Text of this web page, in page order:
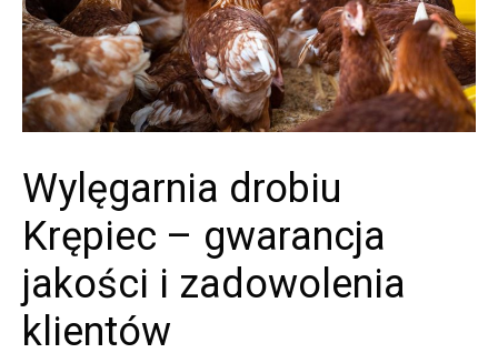
Wylęgarnia drobiu
Krępiec – gwarancja
jakości i zadowolenia
klientów